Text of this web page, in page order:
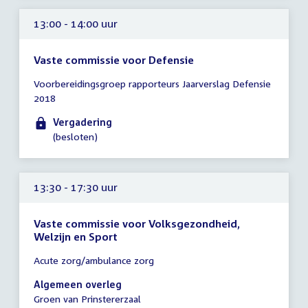
13:00 - 14:00 uur
Vaste commissie voor Defensie
vergadering
13:00
14:00
Voorbereidingsgroep rapporteurs Jaarverslag Defensie
2018
Vergadering
(besloten)
13:30 - 17:30 uur
Vaste commissie voor Volksgezondheid,
Welzijn en Sport
vergadering
13:30
-
Acute zorg/ambulance zorg
Algemeen overleg
Groen van Prinstererzaal